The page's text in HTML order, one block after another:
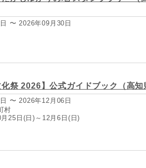
〜 2026年09月30日
化祭 2026】公式ガイドブック（高知
〜 2026年12月06日
村
25日(日)～12月6日(日)